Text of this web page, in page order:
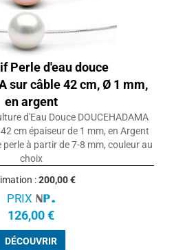
Perle d'eau douce
sur câble 42 cm, Ø 1 mm,
en argent
d'Eau Douce DOUCEHADAMA
cm épaiseur de 1 mm, en Argent
à partir de 7-8 mm, couleur au
choix
:200,00 €
PRIX
126,00 €
DÉCOUVRIR